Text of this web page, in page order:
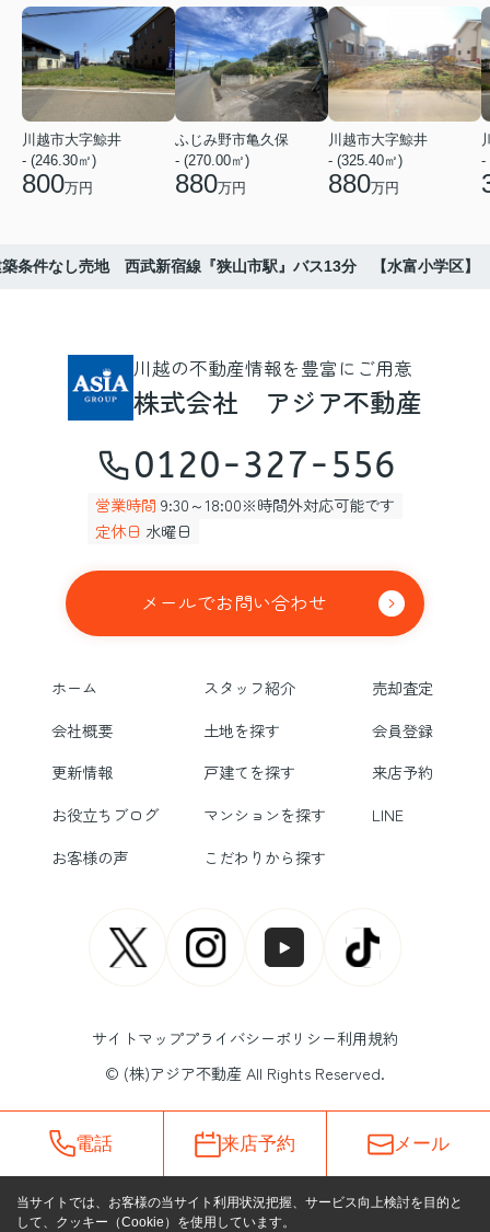
川越市大字鯨井
- (246.30㎡)
800万円
ふじみ野市亀久保
- (270.00㎡)
880万円
川越市大字鯨井
- (325.40㎡)
880万円
-
条件なし売地 西武新宿線『狭山市駅』バス13分 【水富小学区】
川越の不動産情報を豊富にご用意
株式会社 アジア不動産
0120-327-556
営業時間 9:30～18:00※時間外対応可能です
定休日 水曜日
メールでお問い合わせ
ホーム スタッフ紹介
売却査定
会社概要
土地を探す
会員登録
更新情報
戸建てを探す
来店予約
お役立ちブログ
マンションを探す
LINE
お客様の声
こだわりから探す
サイトマッププライバシーポリシー利用規約
© (株)アジア不動産 All Rights Reserved.
電話 来店予約 メール
当サイトでは、お客様の当サイト利用状況把握、サービス向上検討を目的と
して、クッキー（Cookie）を使用しています。